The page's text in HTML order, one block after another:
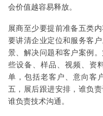
会价值越容易释放。
展商至少要提前准备五类
要讲清企业定位和服务客
景、解决问题和客户案例
些设备、样品、视频、资
单，包括老客户、意向客
五，展后跟进安排，谁负
谁负责技术沟通。